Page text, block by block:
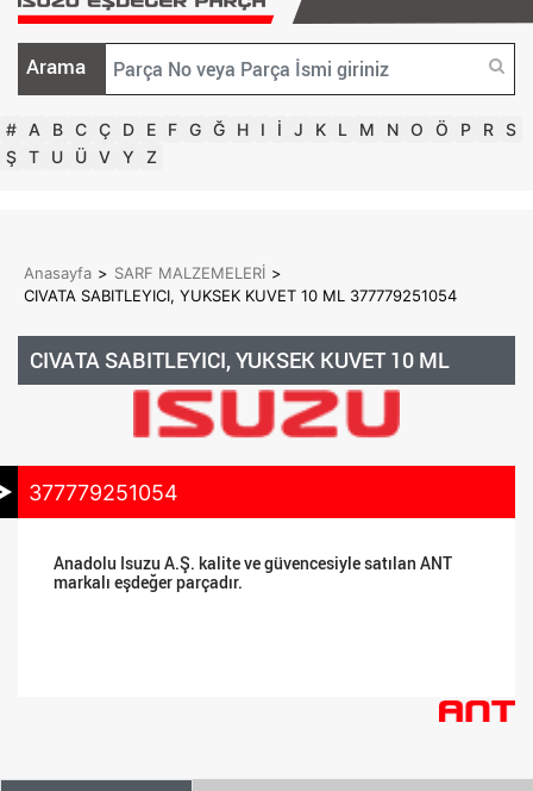
Arama
# A B C Ç D E F G Ğ H I İ J K L M N O Ö P R S
Ş T U Ü V Y Z
Anasayfa > SARF MALZEMELERİ >
CIVATA SABITLEYICI, YUKSEK KUVET 10 ML 377779251054
CIVATA SABITLEYICI, YUKSEK KUVET 10 ML
377779251054
Anadolu Isuzu A.Ş. kalite ve güvencesiyle satılan ANT
markalı eşdeğer parçadır.